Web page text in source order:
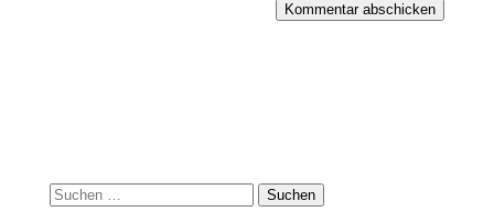
Kommentar abschicken
Suchen